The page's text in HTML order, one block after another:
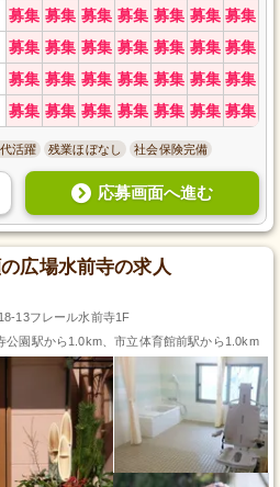
募集 募集 募集 募集 募集 募集 募集
募集 募集 募集 募集 募集 募集 募集
募集 募集 募集 募集 募集 募集 募集
募集 募集 募集 募集 募集 募集 募集
活躍 残業ほぼなし 社会保険完備
応募画面へ進む
広場水前寺の求人
13フレール水前寺1F
公園駅から1.0km、市立体育館前駅から1.0km